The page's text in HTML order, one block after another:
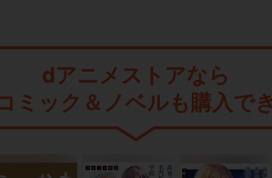
dアニメストアなら
ミック＆ノベルも購入で